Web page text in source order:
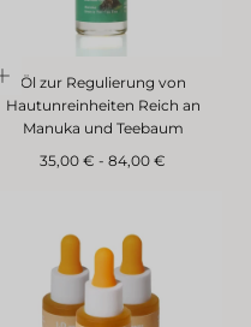
Öl zur Regulierung von
Hautunreinheiten Reich an
Manuka und Teebaum
Mindestpreis
35,00 € - Maximaler
84,00 €